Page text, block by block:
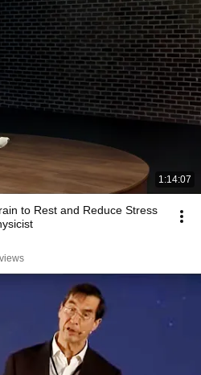
1:14:07
to Rest and Reduce Stress